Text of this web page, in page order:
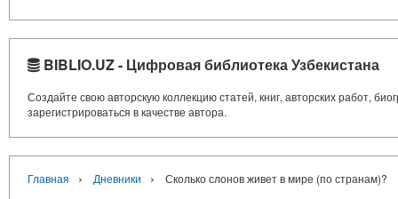
BIBLIO.UZ - Цифровая библиотека Узбекистана
Создайте свою авторскую коллекцию статей, книг, авторских работ,
зарегистрироваться в качестве автора.
Главная › Дневники › Сколько слонов живет в мире (по странам)?